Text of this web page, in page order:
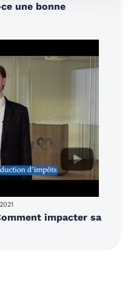
une bonne
impacter sa